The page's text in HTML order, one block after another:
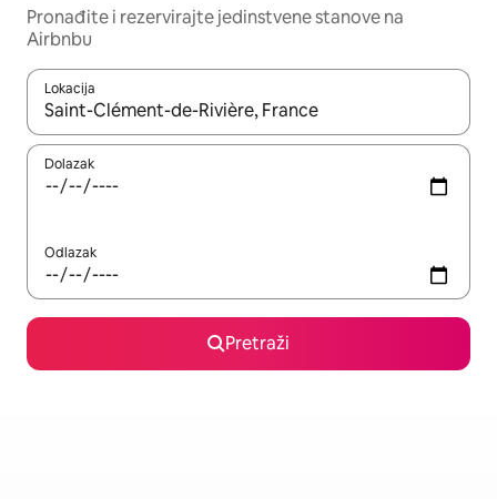
Pronađite i rezervirajte jedinstvene stanove na
Airbnbu
Lokacija
Kada budu dostupni rezultati, moći ćete ih pregledati
Dolazak
Odlazak
Pretraži